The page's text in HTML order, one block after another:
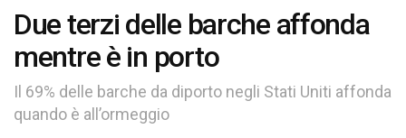
Due terzi delle barche affonda
mentre è in porto
Il 69% delle barche da diporto negli Stati Uniti affonda
quando è all’ormeggio